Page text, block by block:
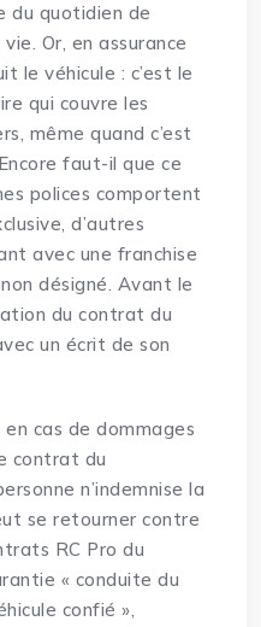
du quotidien de
Or, en assurance
le véhicule : c’est le
qui couvre les
même quand c’est
faut-il que ce
polices comportent
d’autres
avec une franchise
désigné. Avant le
du contrat du
un écrit de son
cas de dommages
contrat du
n’indemnise la
se retourner contre
RC Pro du
« conduite du
confié »,